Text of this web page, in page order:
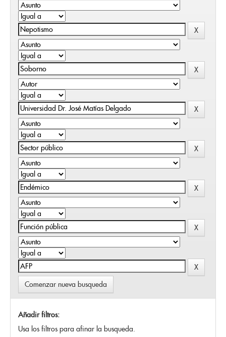
Comenzar nueva busqueda
Añadir filtros:
Usa los filtros para afinar la busqueda.